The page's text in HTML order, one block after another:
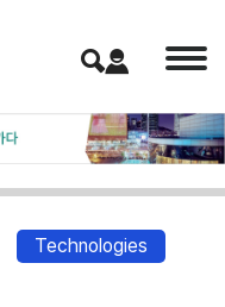
Technologies